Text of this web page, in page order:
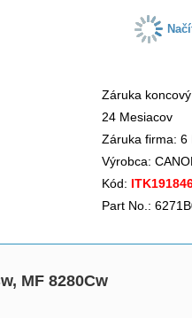
Záruka
24 Mesiacov
Záruka firma: 6
Výrobca:
Kód:
Part No.:
MF 8280Cw